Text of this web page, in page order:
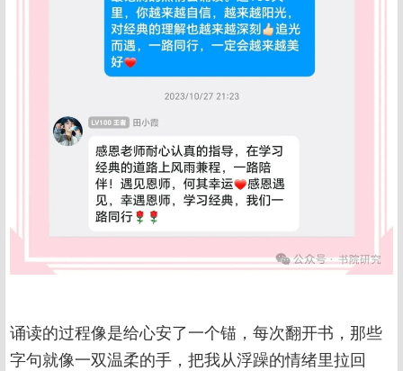
诵读的过程像是给心安了一个锚，每次翻开书，那些
字句就像一双温柔的手，把我从浮躁的情绪里拉回